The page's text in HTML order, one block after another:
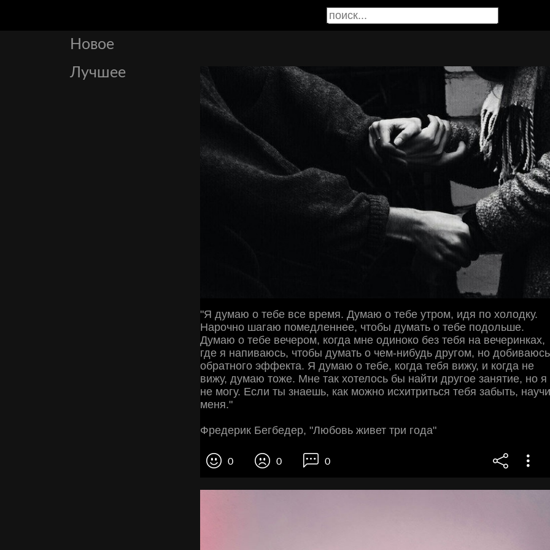
Новое
Лучшее
"Я думаю о тебе все время. Думаю о тебе утром, идя по холодку.
Нарочно шагаю помедленнее, чтобы думать о тебе подольше.
Думаю о тебе вечером, когда мне одиноко без тебя на вечеринках,
где я напиваюсь, чтобы думать о чем-нибудь другом, но добиваюсь
обратного эффекта. Я думаю о тебе, когда тебя вижу, и когда не
вижу, думаю тоже. Мне так хотелось бы найти другое занятие, но я
не могу. Если ты знаешь, как можно исхитриться тебя забыть, научи
меня."
Фредерик Бегбедер, "Любовь живет три года"
0 0 0